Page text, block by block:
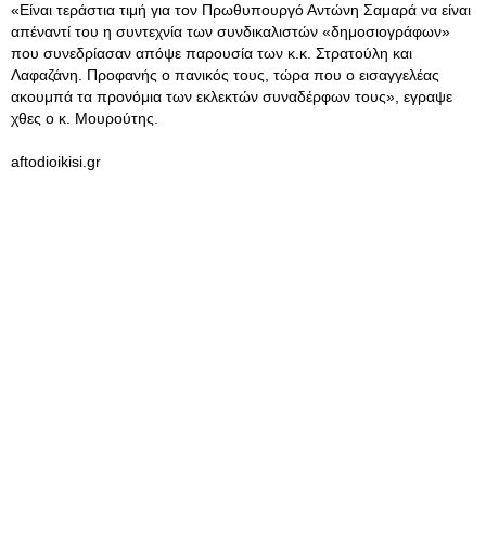
«Είναι τεράστια τιμή για τον Πρωθυπουργό Αντώνη Σαμαρά να είναι
απέναντί του η συντεχνία των συνδικαλιστών «δημοσιογράφων»
που συνεδρίασαν απόψε παρουσία των κ.κ. Στρατούλη και
Λαφαζάνη. Προφανής ο πανικός τους, τώρα που ο εισαγγελέας
ακουμπά τα προνόμια των εκλεκτών συναδέρφων τους», εγραψε
χθες ο κ. Μουρούτης.
aftodioikisi.gr